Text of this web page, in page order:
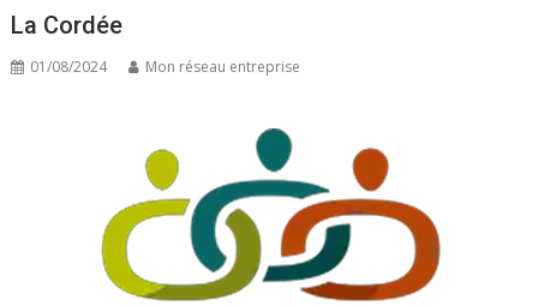
La Cordée
01/08/2024 Mon réseau entreprise